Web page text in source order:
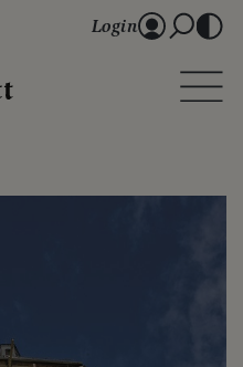
Login